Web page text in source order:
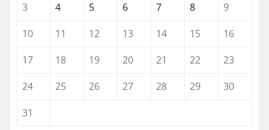
3
4 5 6 7 8
9
10
11 12 13 14 15
16
17
18 19 20 21 22
23
24
25 26 27 28 29
30
31